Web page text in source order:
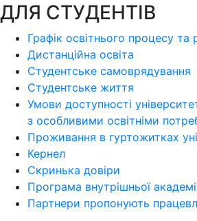
ДЛЯ СТУДЕНТІВ
Графік освітнього процесу та
Дистанційна освіта
Студентське самоврядування
Студентське життя
Умови доступності
з особливими освітніми
Проживання в гуртожитках
Кернел
Скринька довіри
Програма внутрішньої
Партнери пропонують